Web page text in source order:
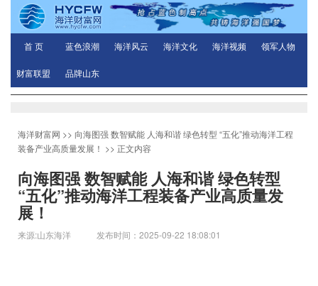
首 页 蓝色浪潮 海洋风云 海洋文化 海洋视频 领军人物
财富联盟 品牌山东
海洋财富网 >> 向海图强 数智赋能 人海和谐 绿色转型 “五化”推动海洋工程
装备产业高质量发展！ >> 正文内容
向海图强 数智赋能 人海和谐 绿色转型
“五化”推动海洋工程装备产业高质量发
展！
来源:山东海洋 发布时间：2025-09-22 18:08:01